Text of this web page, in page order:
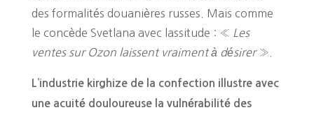
des formalités douanières russes. Mais comme
le concède Svetlana avec lassitude : « Les
ventes sur Ozon laissent vraiment à désirer».
L’industrie kirghize de la confection illustre avec
une acuité douloureuse la vulnérabilité des